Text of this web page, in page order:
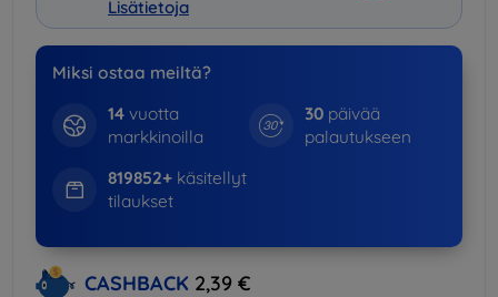
Lisätietoja
Miksi ostaa meiltä?
14vuotta
markkinoilla
30 päivää
palautukseen
819852+käsitellyt
tilaukset
CASHBACK 2,39 €